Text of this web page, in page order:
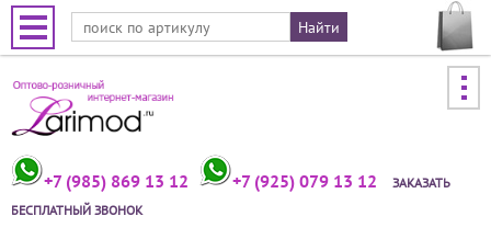
Jump to navigation
+7 (985) 869 13 12 +7 (925) 079 13 12
ЗАКАЗАТЬ
БЕСПЛАТНЫЙ ЗВОНОК